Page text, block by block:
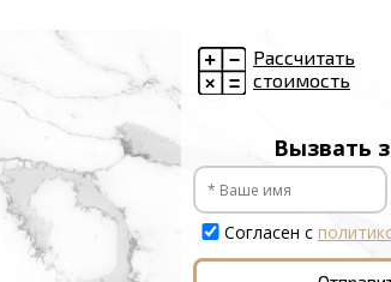
Рассчитать
стоимость
Вызвать
Согласен с